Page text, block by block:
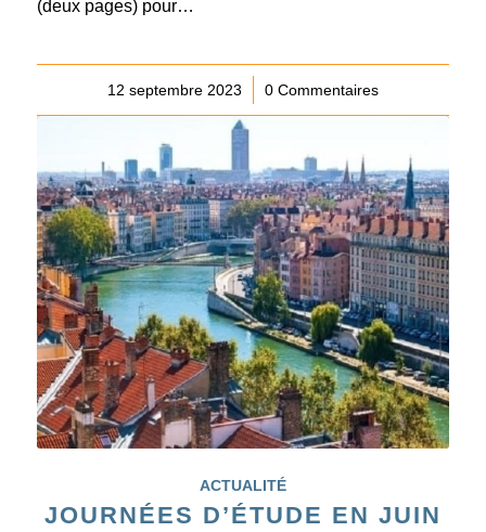
(deux pages) pour…
12 septembre 2023
/ 0 Commentaires
ACTUALITÉ
JOURNÉES D’ÉTUDE EN JUIN